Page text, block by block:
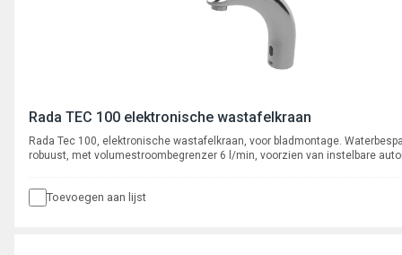
Rada TEC 100 elektronische wastafelkraan
Rada Tec 100, elektronische wastafelkraan, voor bladmontage.
robuust, met volumestroombegrenzer 6 l/min, voorzien van instelbare
Toevoegen aan lijst